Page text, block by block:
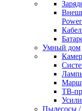
Умный дом
ТВ-
Пылесосы